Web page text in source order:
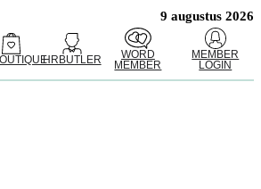
9 augustus 2026
HRBUTLER
WORD
MEMBER
MEMBER
LOGIN